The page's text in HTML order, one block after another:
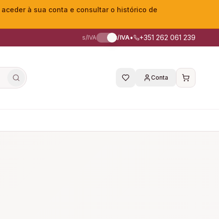
à sua conta e consultar o histórico de
s/IVA c/IVA• +351 262 061 239
Conta